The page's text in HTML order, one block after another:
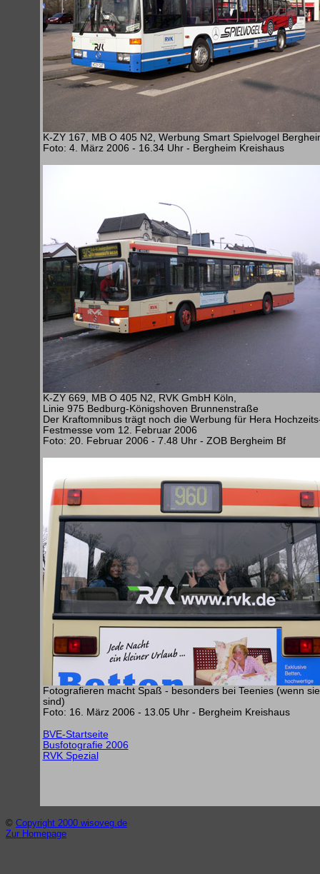
K-ZY 167, MB O 405 N2, Werbung Smart Spielvogel
Foto: 4. März 2006 - 16.34 Uhr - Bergheim Kreishaus
K-ZY 669, MB O 405 N2, RVK GmbH Köln,
Linie 975 Bedburg-Königshoven Brunnenstraße
Der Kraftomnibus trägt noch die Werbung für Hera
Festmesse vom 12. Februar 2006
Foto: 20. Februar 2006 - 7.48 Uhr - ZOB Bergheim Bf
Fotografieren macht Spaß - besonders bei Teenies (wenn
sind)
Foto: 16. März 2006 - 13.05 Uhr - Bergheim Kreishaus
BVE-Startseite
Busfotografie 2006
RVK Spezial
© Copyright 2000 wisoveg.de
Zur Homepage